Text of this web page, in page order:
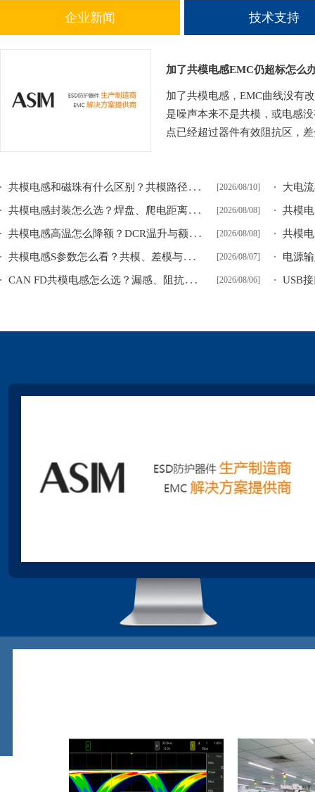
企业新闻 技术支持
加了共模电感EMC仍超标怎么
加了共模电感，EMC曲线没有
是噪声本来不是共模，或电感
点已经超过器件有效阻抗区，
[2026/08/10]
共
模电感和磁珠有什么区别？共模路径与单线噪声处理
[2026/08/08]
共
模电感封装怎么选？焊盘、爬电距离与电流路径
[2026/08/08]
共
模电感高温怎么降额？DCR温升与额定电流边界
[2026/08/07]
共
模电感S参数怎么看？共模、差模与模式转换参数区别
[2026/08/06]
C
AN FD共模电感怎么选？漏感、阻抗平衡与通信余量